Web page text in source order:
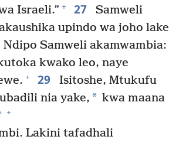
Israeli.” + 27
Samweli
upindo wa joho lake
Ndipo Samweli akamwambia:
kwako leo, naye
+ 29
Isitoshe, Mtukufu
nia yake, * kwa maana
+
Lakini tafadhali